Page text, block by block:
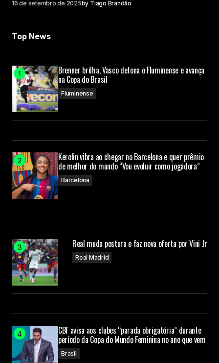
16 de setembro de 2025by Tiago Brandão
Top News
Brenner brilha, Vasco detona o Fluminense e avança
na Copa do Brasil
Fluminense
Kerolin vibra ao chegar no Barcelona e quer prêmio
de melhor do mundo “Vou evoluir como jogadora”
Barcelona
Real muda postura e faz nova oferta por Vini Jr
Real Madrid
CBF avisa aos clubes “parada obrigatória” durante
período da Copa do Mundo Feminina no ano que vem
Brasil